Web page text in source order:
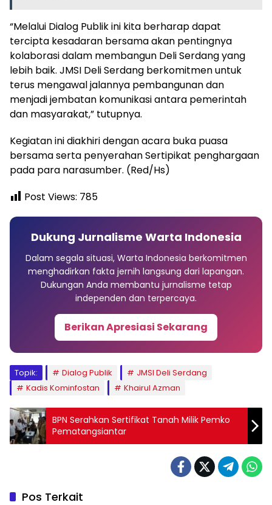
“Melalui Dialog Publik ini kita berharap dapat
tercipta kesadaran bersama akan pentingnya
kolaborasi dalam membangun Deli Serdang yang
lebih baik. JMSI Deli Serdang berkomitmen untuk
terus mengawal jalannya pembangunan dan
menjadi jembatan komunikasi antara pemerintah
dan masyarakat,” tutupnya.
Kegiatan ini diakhiri dengan acara buka puasa
bersama serta penyerahan Sertipikat penghargaan
pada para narasumber. (Red/Hs)
Post Views: 785
Dukung Jurnalisme Warta Indonesia
Dalam segala situasi, Warta Indonesia berkomitmen
menghadirkan fakta jernih langsung dari lapangan.
Dukungan Anda membantu jurnalisme tetap
independen dan terpercaya.
Berikan Apresiasi Sekarang
Topik: Dialog Publik
JMSI Deli Serdang
Kadis Kominfostan
Khairul Azman
BPN Serahkan Sertifikat Tanah Milik Pemko
Pematangsiantar
Pos Terkait